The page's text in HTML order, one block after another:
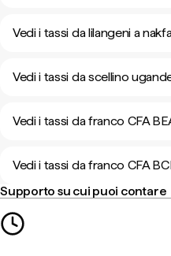
Vedi i tassi da lilangeni a
Vedi i tassi da scellino
Vedi i tassi da franco CFA
Vedi i tassi da franco CFA
Supporto su cui puoi contare